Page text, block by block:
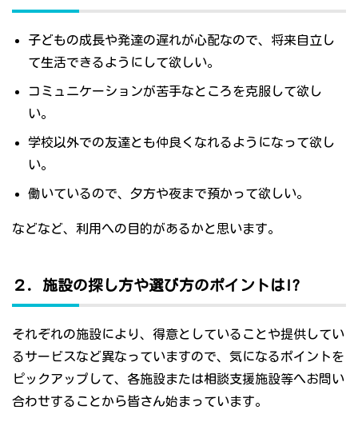
子どもの成長や発達の遅れが心配なので、将来自立し
て生活できるようにして欲しい。
コミュニケーションが苦手なところを克服して欲し
い。
学校以外での友達とも仲良くなれるようになって欲し
い。
働いているので、夕方や夜まで預かって欲しい。
などなど、利用への目的があるかと思います。
２．施設の探し方や選び方のポイントは!?
それぞれの施設により、得意としていることや提供してい
るサービスなど異なっていますので、気になるポイントを
ピックアップして、各施設または相談支援施設等へお問い
合わせすることから皆さん始まっています。